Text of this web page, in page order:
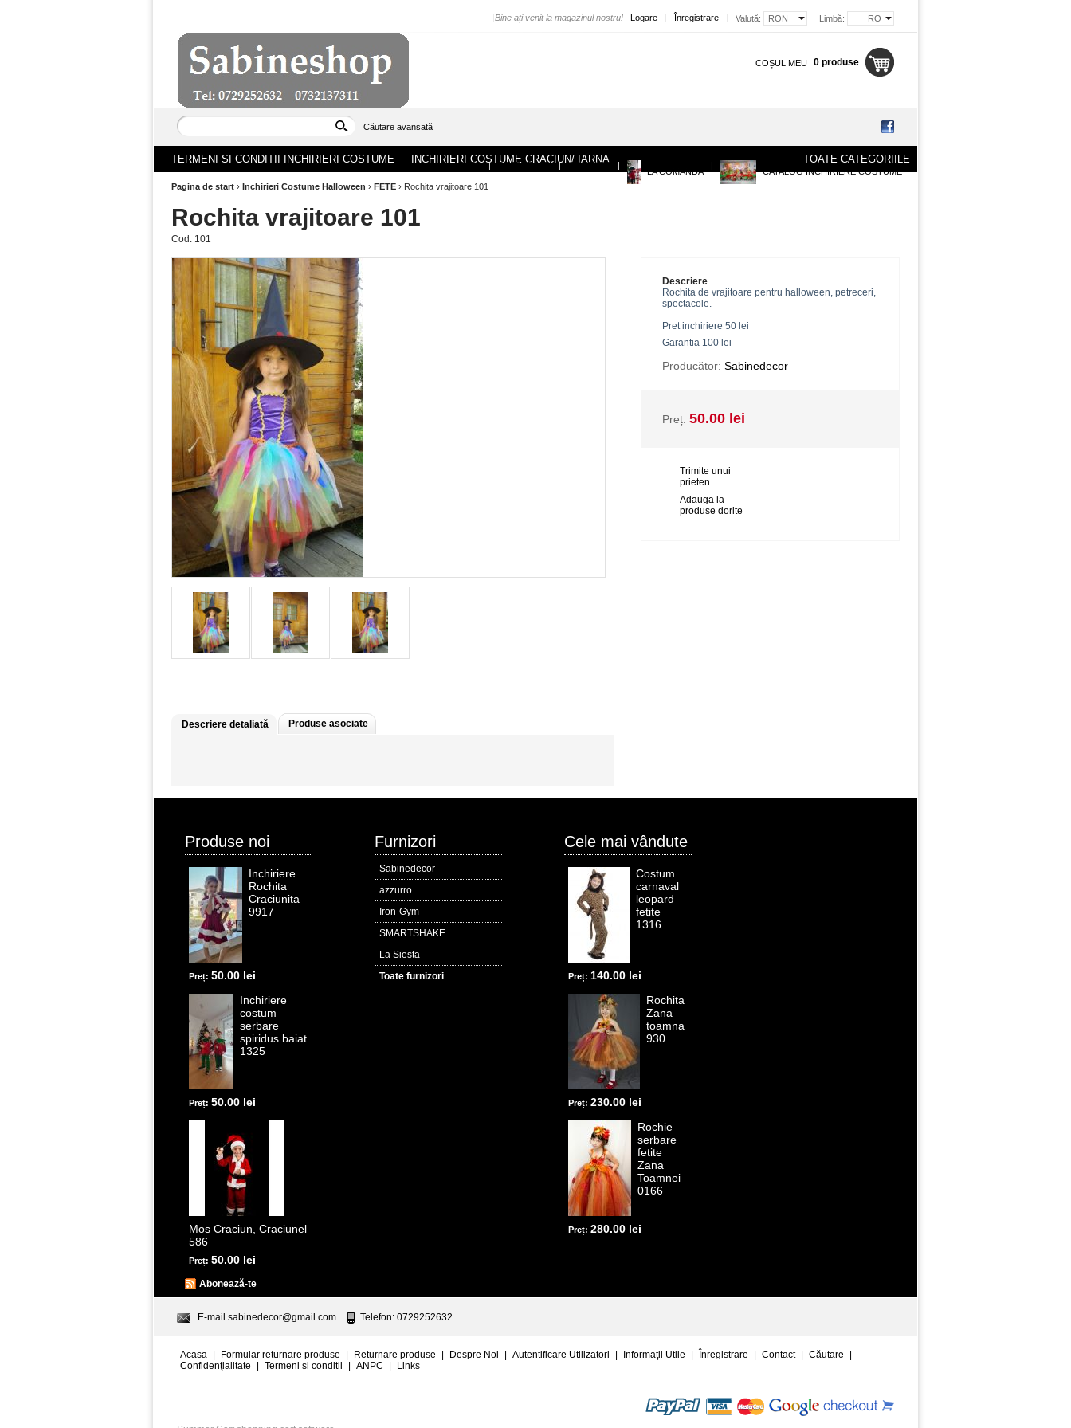
Limbă: RO
Valută: RON
Logare Înregistrare
Bine ați venit la magazinul nostru!
COȘUL MEU 0 produse
Căutare avansată
ACASA | DESPRE NOI | CONTACT |
LA COMANDA
|
CATALOG INCHIRIERE COSTUME
TERMENI SI CONDITII INCHIRIERI COSTUME INCHIRIERI COSTUME CRACIUN/ IARNA TOATE CATEGORIILE
Pagina de start › Inchirieri Costume Halloween › FETE › Rochita vrajitoare 101
Rochita vrajitoare 101
Cod: 101
Descriere
Rochita de vrajitoare pentru halloween, petreceri,
spectacole.
Pret inchiriere 50 lei
Garantia 100 lei
Producător: Sabinedecor
Preț: 50.00 lei
Trimite unui
prieten
Adauga la
produse dorite
Descriere detaliată Produse asociate
Produse noi
Inchiriere
Rochita
Craciunita
9917
Preț: 50.00 lei
Inchiriere
costum
serbare
spiridus baiat
1325
Preț: 50.00 lei
Mos Craciun, Craciunel
586
Preț: 50.00 lei
Abonează-te
Furnizori
Sabinedecor
azzurro
Iron-Gym
SMARTSHAKE
La Siesta
Toate furnizori
Cele mai vândute
Costum
carnaval
leopard
fetite
1316
Preț: 140.00 lei
Rochita
Zana
toamna
930
Preț: 230.00 lei
Rochie
serbare
fetite
Zana
Toamnei
0166
Preț: 280.00 lei
E-mail sabinedecor@gmail.com Telefon: 0729252632
Acasa Formular returnare produse Returnare produse Despre Noi Autentificare Utilizatori Informaţii Utile Înregistrare Contact Căutare
Confidenţialitate
Termeni si conditii ANPC Links